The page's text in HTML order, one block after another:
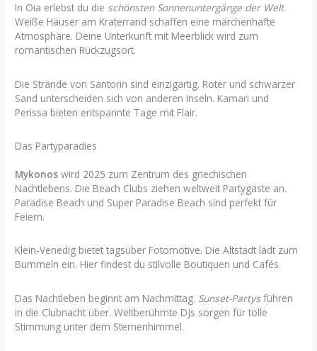
In Oia erlebst du die schönsten Sonnenuntergänge der Welt.
Weiße Häuser am Kraterrand schaffen eine märchenhafte
Atmosphäre. Deine Unterkunft mit Meerblick wird zum
romantischen Rückzugsort.
Die Strände von Santorin sind einzigartig. Roter und schwarzer
Sand unterscheiden sich von anderen Inseln. Kamari und
Perissa bieten entspannte Tage mit Flair.
Das Partyparadies
Mykonos wird 2025 zum Zentrum des griechischen
Nachtlebens. Die Beach Clubs ziehen weltweit Partygäste an.
Paradise Beach und Super Paradise Beach sind perfekt für
Feiern.
Klein-Venedig bietet tagsüber Fotomotive. Die Altstadt lädt zum
Bummeln ein. Hier findest du stilvolle Boutiquen und Cafés.
Das Nachtleben beginnt am Nachmittag. Sunset-Partysführen
in die Clubnacht über. Weltberühmte DJs sorgen für tolle
Stimmung unter dem Sternenhimmel.